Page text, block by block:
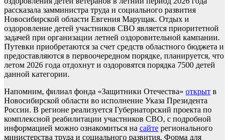
рассказала замминистра труда и социального развития
Новосибирской области Евгения Марущак. Отдых и
оздоровление детей участников СВО является приоритетной
задачей при организации летней оздоровительной кампании.
Путевки приобретаются за счет средств областного бюджета и
предоставляются в первоочередном порядке, планируется, что
летом 2026 года отдохнут и оздоровятся порядка 7500 детей
данной категории.
Напомним, филиал фонда «Защитники Отечества» открыт в
Новосибирской области во исполнение Указа Президента
России. В регионе реализуется Губернаторский проекта по
комплексной реабилитации участников СВО, с подробной
информацией можно ознакомиться на сайте регионального
министерства труда и социального развития. Форма для